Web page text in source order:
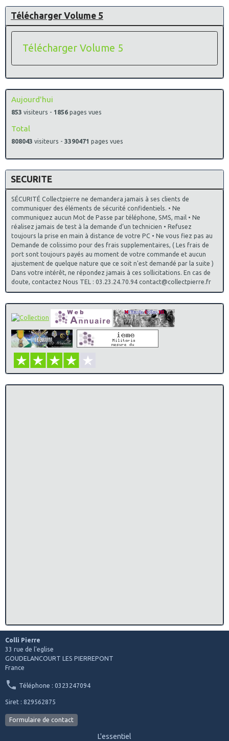
Télécharger Volume 5
Télécharger Volume 5
Aujourd'hui
853 visiteurs - 1856 pages vues
Total
808043 visiteurs - 3390471 pages vues
SECURITE
SÉCURITÉ Collectpierre ne demandera jamais à ses clients de
communiquer des éléments de sécurité confidentiels. • Ne
communiquez aucun Mot de Passe par téléphone, SMS, mail • Ne
réalisez jamais de test à la demande d’un technicien • Refusez
toujours la prise en main à distance de votre PC • Ne vous fiez pas au
Demande de colissimo pour des frais supplementaires, ( Les frais de
port sont toujours payés au moment de votre commande et aucun
ajustement de quelque nature que ce soit n'est demandé par la suite )
Dans votre intérêt, ne répondez jamais à ces sollicitations. En cas de
doute, contactez Nous TEL : 03.23.24.70.94 contact@collectpierre.fr
Colli Pierre
33 rue de l'eglise
GOUDELANCOURT LES PIERREPONT
France
Téléphone : 0323247094
Siret : 829562875
Formulaire de contact
L'essentiel